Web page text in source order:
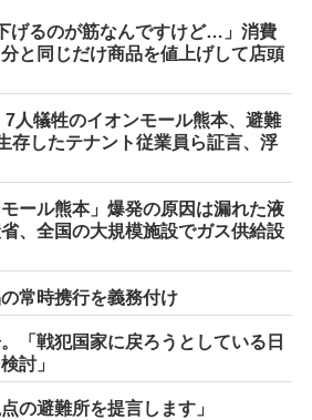
げるのが筋なんですけど…」消費
と同じだけ商品を値上げして店頭
7人犠牲のイオンモール熊本、避難
したテナント従業員ら証言、浮
モール熊本」爆発の原因は漏れた液
、全国の大規模施設でガス供給設
常時携行を義務付け
「戦犯国家に戻ろうとしている日
討」
の避難所を提言します」